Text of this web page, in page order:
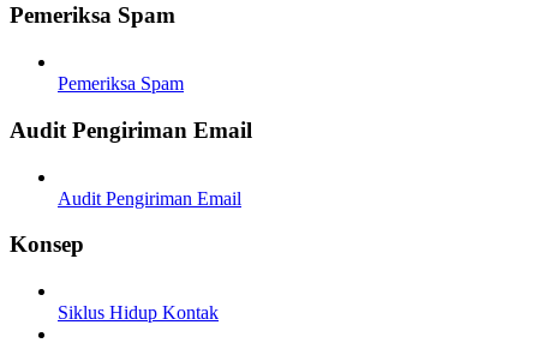
Pemeriksa Spam
Pemeriksa Spam
Audit Pengiriman Email
Audit Pengiriman Email
Konsep
Siklus Hidup Kontak